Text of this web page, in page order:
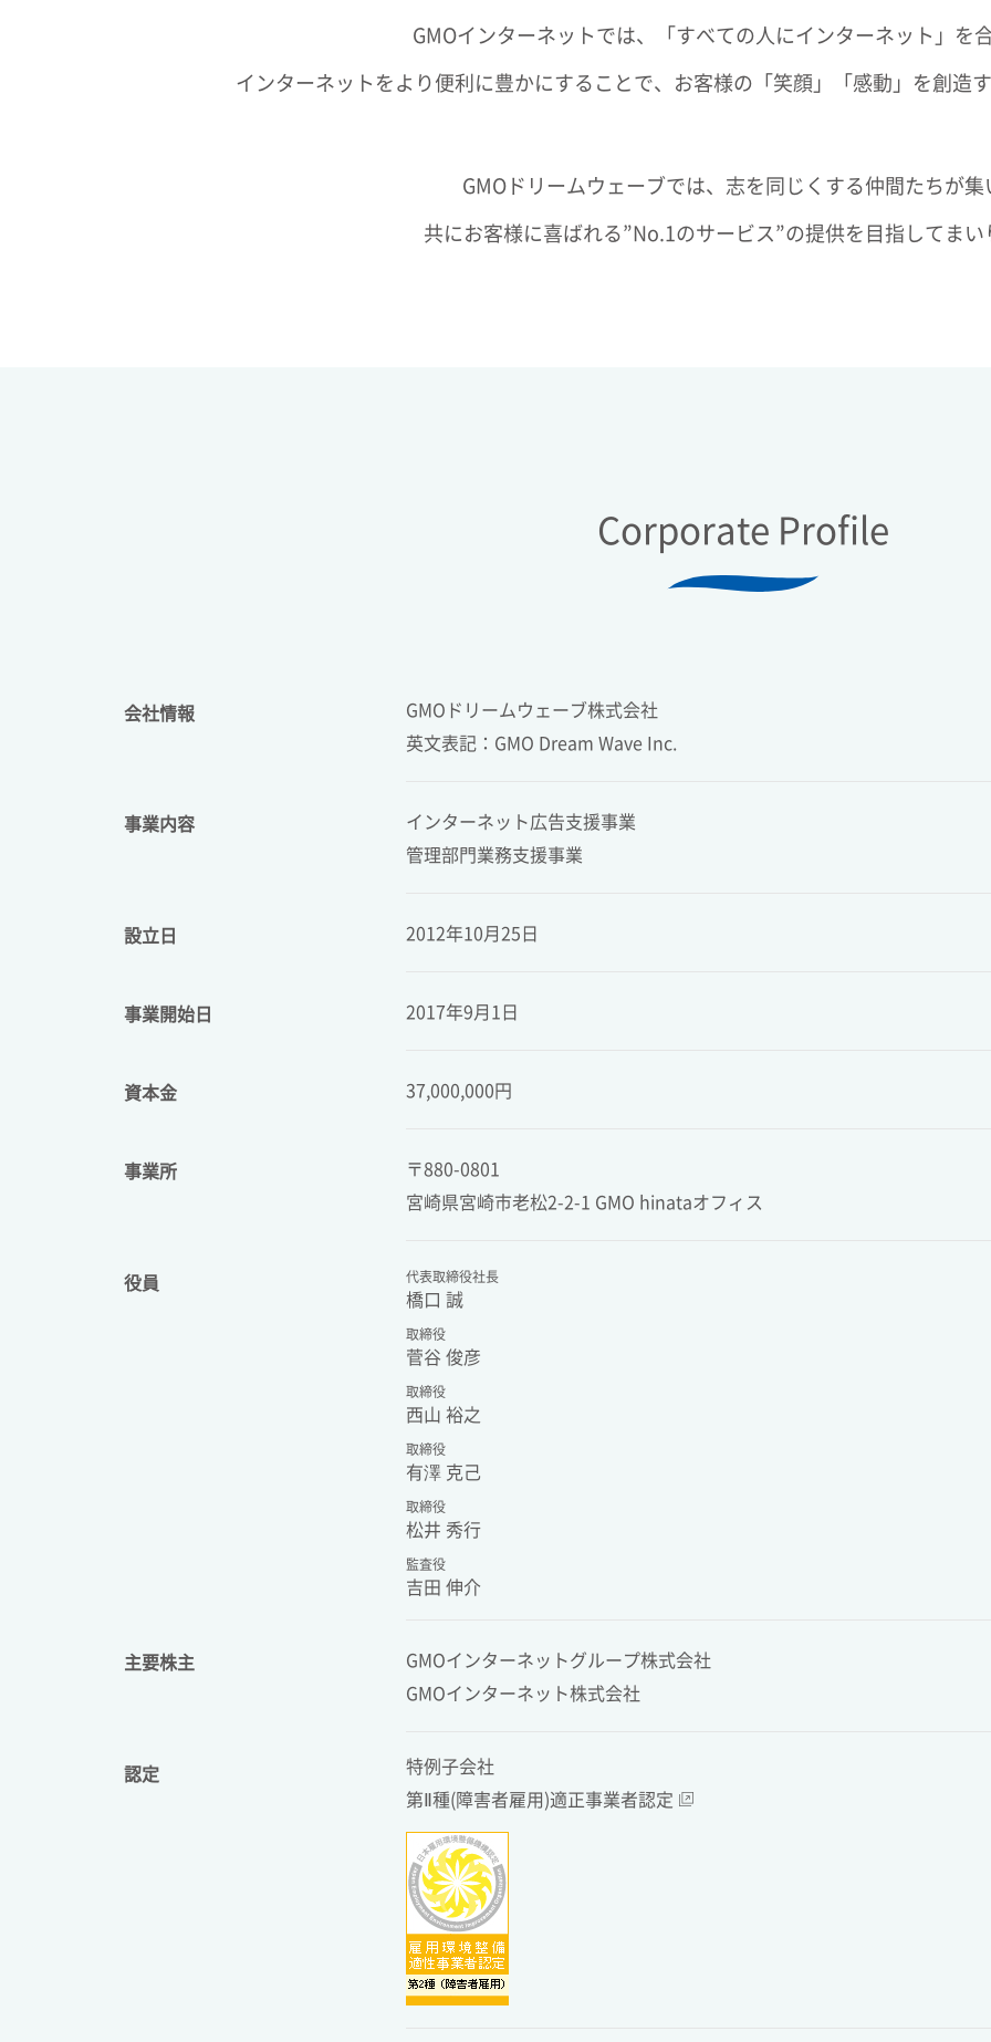
GMOインターネットでは、「すべての人にインターネット」を合
インターネットをより便利に豊かにすることで、お客様の「笑顔」「感動」を創造
GMOドリームウェーブでは、志を同じくする仲間たちが集
共にお客様に喜ばれる”No.1のサービス”の提供を目指してまい
Corporate Profile
会社情報
GMOドリームウェーブ株式会社
英文表記：GMO Dream Wave Inc.
事業内容
インターネット広告支援事業
管理部門業務支援事業
設立日 2012年10月25日
事業開始日 2017年9月1日
資本金 37,000,000円
事業所
〒880-0801
宮崎県宮崎市老松2-2-1 GMO hinataオフィス
役員 代表取締役社長
橋口 誠
取締役
菅谷 俊彦
取締役
西山 裕之
取締役
有澤 克己
取締役
松井 秀行
監査役
吉田 伸介
主要株主
GMOインターネットグループ株式会社
GMOインターネット株式会社
認定
特例子会社
第Ⅱ種(障害者雇用)適正事業者認定